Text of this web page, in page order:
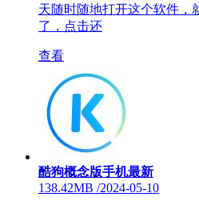
天随时随地打开这个软件，
了，点击还
查看
酷狗概念版手机最新
138.42MB /2024-05-10